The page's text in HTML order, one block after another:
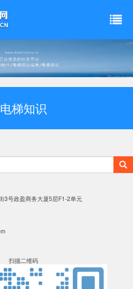
电梯知识
3号政盈商务大厦5层F1-2单元
扫描二维码